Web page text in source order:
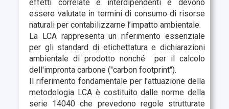
effetti correlate e interdipendenti e devono
essere valutate in termini di consumo di risorse
naturali per contabilizzarne l’impatto ambientale.
La LCA rappresenta un riferimento essenziale
per gli standard di etichettatura e dichiarazioni
ambientale di prodotto nonché per il calcolo
dell'impronta carbone ("carbon footprint").
Il riferimento fondamentale per l'attuazione della
metodologia LCA è costituito dalle norme della
serie 14040 che prevedono regole strutturate